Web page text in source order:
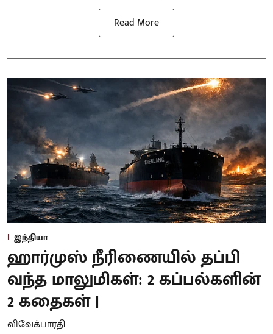
Read More
இந்தியா
ஹார்முஸ் நீரிணையில் தப்பி
வந்த மாலுமிகள்: 2 கப்பல்களின்
2 கதைகள் |
விவேக்பாரதி